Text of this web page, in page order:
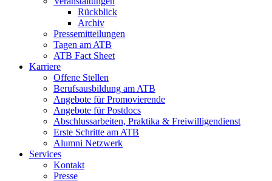
Rückblick
Archiv
Pressemitteilungen
Tagen am ATB
ATB Fact Sheet
Karriere
Offene Stellen
Berufsausbildung am ATB
Angebote für Promovierende
Angebote für Postdocs
Abschlussarbeiten, Praktika & Freiwilligendienst
Erste Schritte am ATB
Alumni Netzwerk
Services
Kontakt
Presse